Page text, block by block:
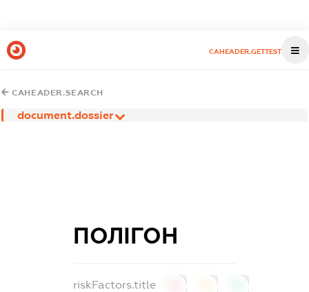
CAHEADER.GETTEST
CAHEADER.SEARCH
document.dossier
ПОЛІГОН
riskFactors.title